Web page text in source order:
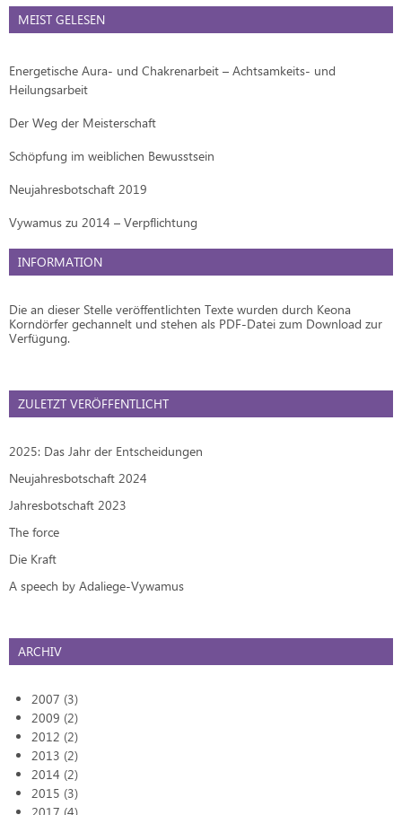
MEIST GELESEN
Energetische Aura- und Chakrenarbeit – Achtsamkeits- und
Heilungsarbeit
Der Weg der Meisterschaft
Schöpfung im weiblichen Bewusstsein
Neujahresbotschaft 2019
Vywamus zu 2014 – Verpflichtung
INFORMATION
Die an dieser Stelle veröffentlichten Texte wurden durch Keona
Korndörfer gechannelt und stehen als PDF-Datei zum Download zur
Verfügung.
ZULETZT VERÖFFENTLICHT
2025: Das Jahr der Entscheidungen
Neujahresbotschaft 2024
Jahresbotschaft 2023
The force
Die Kraft
A speech by Adaliege-Vywamus
ARCHIV
2007 (3)
2009 (2)
2012 (2)
2013 (2)
2014 (2)
2015 (3)